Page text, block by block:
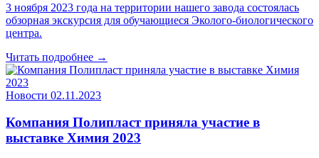
3 ноября 2023 года на территории нашего завода состоялась
обзорная экскурсия для обучающиеся Эколого-биологического
центра.
Читать подробнее →
Новости 02.11.2023
Компания Полипласт приняла участие в
выставке Химия 2023